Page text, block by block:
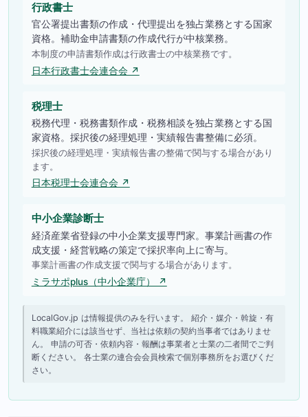
行政書士
官公署提出書類の作成・代理提出を独占業務とする国家
資格。補助金申請書類の作成代行が中核業務。
本制度の申請書類作成は行政書士の中核業務です。
日本行政書士会連合会 ↗
税理士
税務代理・税務書類作成・税務相談を独占業務とする国
家資格。採択後の経理処理・実績報告書整備に必須。
採択後の経理処理・実績報告書の整備で関与する場合があり
ます。
日本税理士会連合会 ↗
中小企業診断士
経済産業省登録の中小企業支援専門家。事業計画書の作
成支援・経営戦略の策定で採択率向上に寄与。
事業計画書の作成支援で関与する場合があります。
ミラサポplus（中小企業庁） ↗
LocalGov.jp は情報提供のみを行います。 紹介・媒介・斡旋・有
料職業紹介には該当せず、当社は依頼の契約当事者ではありませ
ん。 申請の可否・依頼内容・報酬は事業者と士業の二者間でご判
断ください。 各士業の連合会会員検索で個別事務所をお選びくだ
さい。